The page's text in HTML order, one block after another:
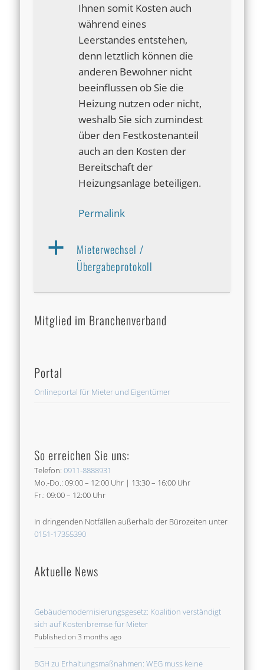
Ihnen somit Kosten auch
während eines
Leerstandes entstehen,
denn letztlich können die
anderen Bewohner nicht
beeinflussen ob Sie die
Heizung nutzen oder nicht,
weshalb Sie sich zumindest
über den Festkostenanteil
auch an den Kosten der
Bereitschaft der
Heizungsanlage beteiligen.
Permalink
a
Mieterwechsel /
Übergabeprotokoll
Mitglied im Branchenverband
Portal
Onlineportal für Mieter und Eigentümer
So erreichen Sie uns:
Telefon:0911-8888931
Mo.-Do.: 09:00 – 12:00 Uhr | 13:30 – 16:00 Uhr
Fr.: 09:00 – 12:00 Uhr
In dringenden Notfällen außerhalb der Bürozeiten unter
0151-17355390
Aktuelle News
Gebäudemodernisierungsgesetz: Koalition verständigt
sich auf Kostenbremse für Mieter
Published on 3 months ago
BGH zu Erhaltungsmaßnahmen: WEG muss keine